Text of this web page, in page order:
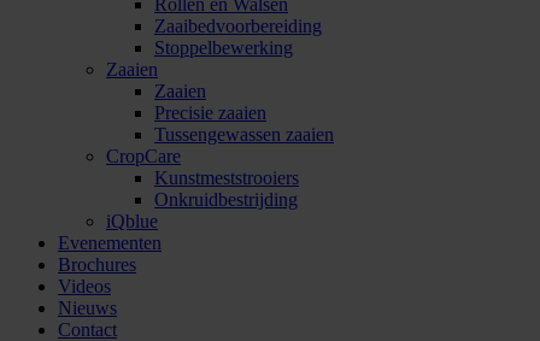
Rollen en Walsen
Zaaibedvoorbereiding
Stoppelbewerking
Zaaien
Zaaien
Precisie zaaien
Tussengewassen zaaien
CropCare
Kunstmeststrooiers
Onkruidbestrijding
iQblue
Evenementen
Brochures
Videos
Nieuws
Contact